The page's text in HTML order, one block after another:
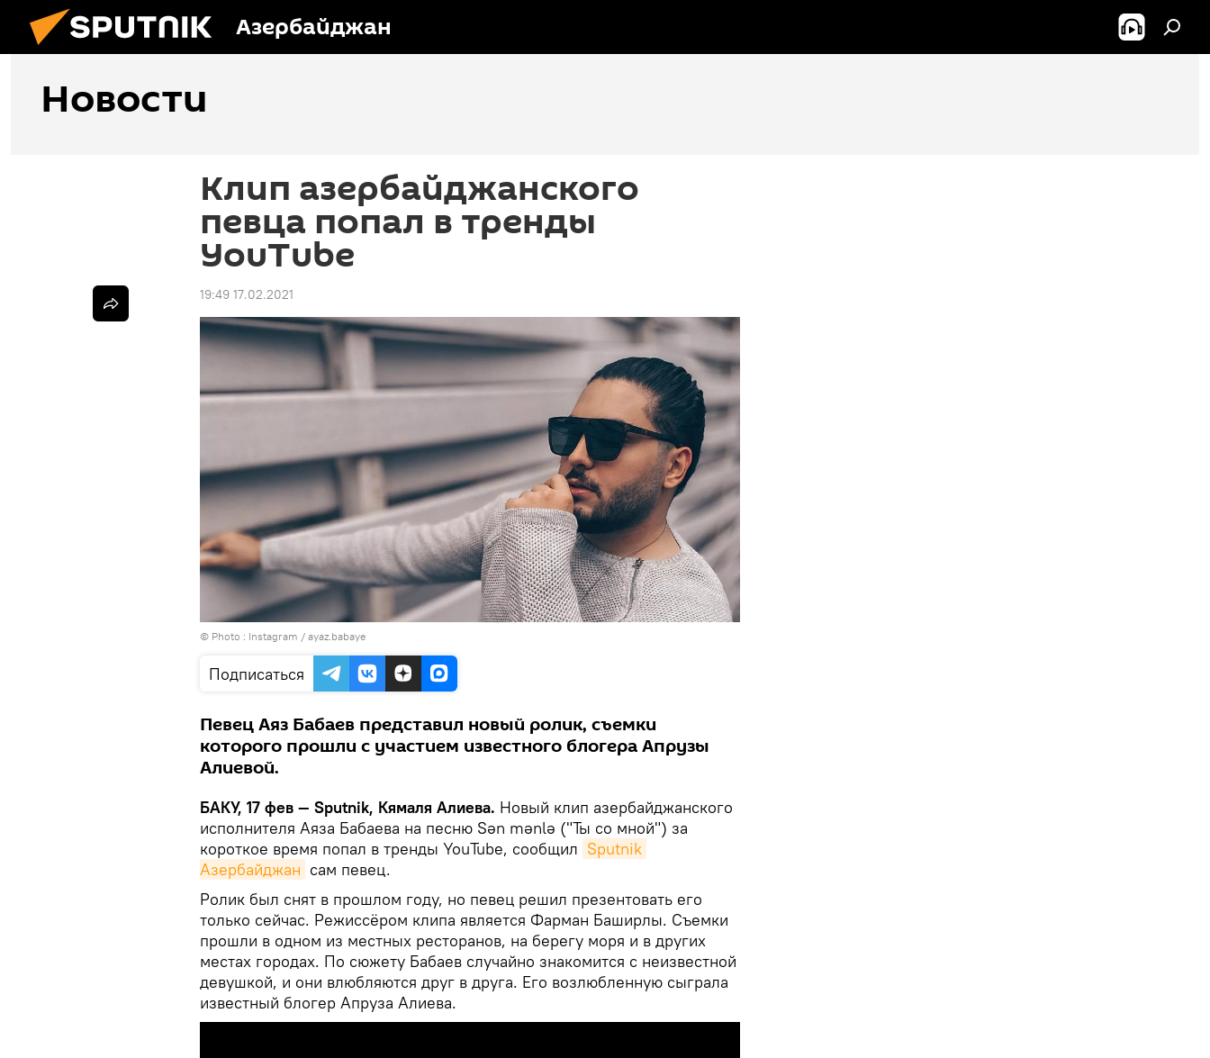
Азербайджан
Новости
Клип азербайджанского
певца попал в тренды
YouTubе
19:49 17.02.2021
© Photo : Instagram / ayaz.babaye
Подписаться
Певец Аяз Бабаев представил новый ролик, съемки
которого прошли с участием известного блогера Апрузы
Алиевой.
БАКУ, 17 фев — Sputnik, Кямаля Алиева. Новый клип азербайджанского
исполнителя Аяза Бабаева на песню Sən mənlə ("Ты со мной") за
короткое время попал в тренды YouTube, сообщил Sputnik
Азербайджан сам певец.
Ролик был снят в прошлом году, но певец решил презентовать его
только сейчас. Режиссёром клипа является Фарман Баширлы. Съемки
прошли в одном из местных ресторанов, на берегу моря и в других
местах городах. По сюжету Бабаев случайно знакомится с неизвестной
девушкой, и они влюбляются друг в друга. Его возлюбленную сыграла
известный блогер Апруза Алиева.